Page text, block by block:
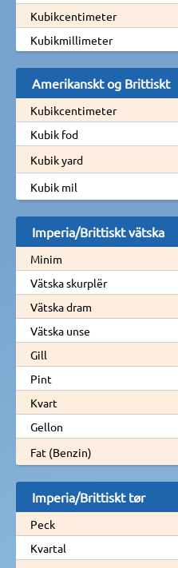
Kubikcentimeter
Kubikmillimeter
Amerikanskt og Brittiskt
Kubikcentimeter
Kubik fod
Kubik yard
Kubik mil
Imperia/Brittiskt vätska
Minim
Vätska skurplër
Vätska dram
Vätska unse
Gill
Pint
Kvart
Gellon
Fat (Benzin)
Imperia/Brittiskt tør
Peck
Kvartal